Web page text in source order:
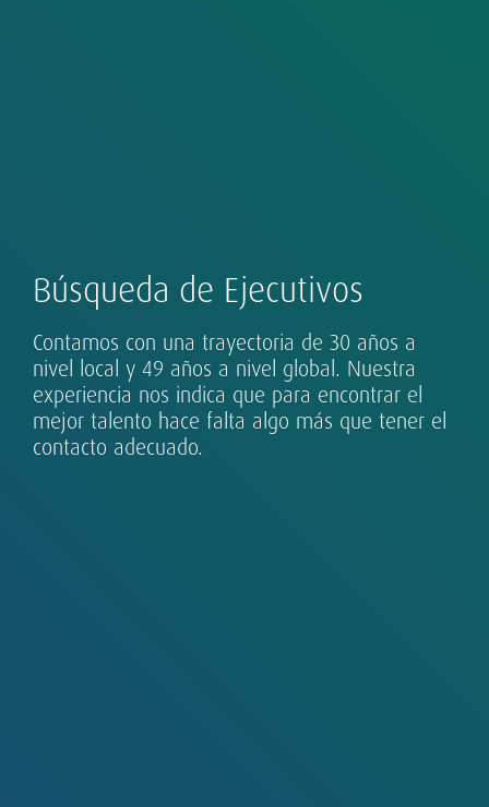
Búsqueda de Ejecutivos
Contamos con una trayectoria de 30 años a
nivel local y 49 años a nivel global. Nuestra
experiencia nos indica que para encontrar el
mejor talento hace falta algo más que tener el
contacto adecuado.